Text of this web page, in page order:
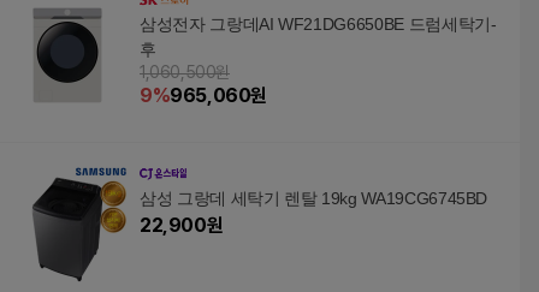
삼성전자 그랑데AI WF21DG6650BE 드럼세탁기-
후
1,060,500원
9%965,060원
삼성 그랑데 세탁기 렌탈 19kg WA19CG6745BD
22,900원